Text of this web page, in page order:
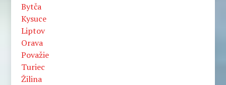
Bytča
Kysuce
Liptov
Orava
Považie
Turiec
Žilina